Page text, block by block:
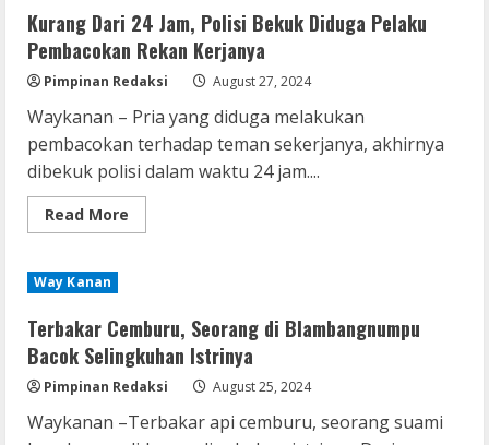
Bali
Sadhar
Utara
Gotong
Royong
Kurang Dari 24 Jam, Polisi Bekuk Diduga Pelaku
Pembacokan Rekan Kerjanya
Pimpinan Redaksi August 27, 2024
Waykanan – Pria yang diduga melakukan
pembacokan terhadap teman sekerjanya, akhirnya
dibekuk polisi dalam waktu 24 jam....
Read More
more
Polisi
Bekuk
Diduga
Pelaku
Pembacokan
Rekan
Kerjanya
Way Kanan
Terbakar Cemburu, Seorang di Blambangnumpu
Bacok Selingkuhan Istrinya
Pimpinan Redaksi August 25, 2024
Waykanan –Terbakar api cemburu, seorang suami